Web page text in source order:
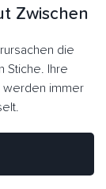
Zwischen
die
Stiche. Ihre
werden immer